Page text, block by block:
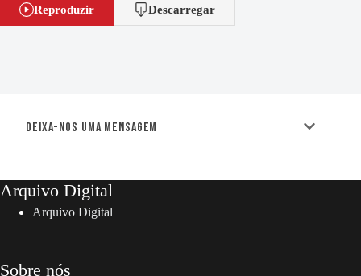
Reproduzir Descarregar
Deixa-nos uma mensagem
Arquivo Digital
Arquivo Digital
Sobre nós